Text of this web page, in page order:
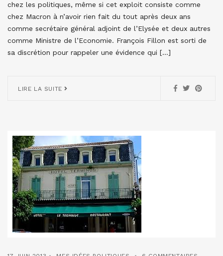
chez les politiques, même si cet exploit consiste comme
chez Macron à n’avoir rien fait du tout après deux ans
comme secrétaire général adjoint de l’Elysée et deux autres
comme Ministre de l’Economie. François Fillon est sorti de
sa discrétion pour rappeler une évidence qui […]
LIRE LA SUITE